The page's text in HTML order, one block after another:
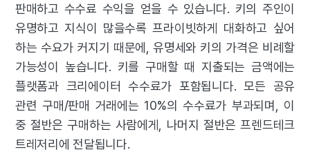
판매하고 수수료 수익을 얻을 수 있습니다. 키의 주인이
유명하고 지식이 많을수록 프라이빗하게 대화하고 싶어
하는 수요가 커지기 때문에, 유명세와 키의 가격은 비례할
가능성이 높습니다. 키를 구매할 때 지출되는 금액에는
플랫폼과 크리에이터 수수료가 포함됩니다. 모든 공유
관련 구매/판매 거래에는 10%의 수수료가 부과되며, 이
중 절반은 구매하는 사람에게, 나머지 절반은 프렌드테크
트레저리에 전달됩니다.